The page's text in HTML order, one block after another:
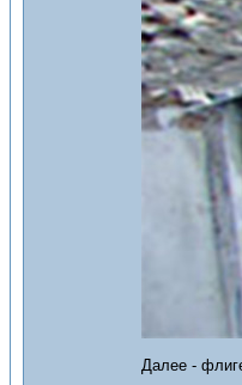
Далее -